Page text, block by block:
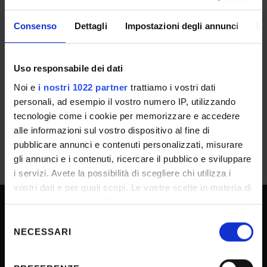
Consenso Dettagli Impostazioni degli annunci
Uso responsabile dei dati
Noi e i nostri 1022 partner trattiamo i vostri dati
personali, ad esempio il vostro numero IP, utilizzando
tecnologie come i cookie per memorizzare e accedere
alle informazioni sul vostro dispositivo al fine di
pubblicare annunci e contenuti personalizzati, misurare
gli annunci e i contenuti, ricercare il pubblico e sviluppare
i servizi. Avete la possibilità di scegliere chi utilizza i
vostri dati e per quali scopi. Le vostre scelte in materia di
privacy sono applicabili solo su questa proprietà digitale
modificare o revocare il proprio consenso in qualsiasi
momento dalla Dichiarazione sui cookie o facendo clic
delNECESSARI
ESITO/GRADUATORIE
Rep. 6279/2026 - Prot. n. 251557 del
graduatoria di merito_BdR019/26
IT | 206Kb